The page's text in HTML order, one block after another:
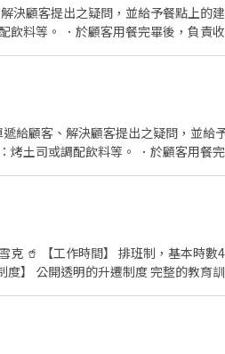
決顧客提出之疑問，並給予餐點上的
料等。 ．於顧客用餐完畢後，負責
給顧客、解決顧客提出之疑問，並給
土司或調配飲料等。 ．於顧客用餐
克 🥤 【工作時間】 排班制，基本時
】 公開透明的升遷制度 完整的教育